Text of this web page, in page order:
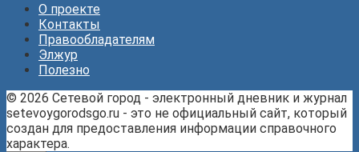
О проекте
Контакты
Правообладателям
Элжур
Полезно
© 2026 Сетевой город - электронный дневник и журнал
setevoygorodsgo.ru - это не официальный сайт, который
создан для предоставления информации справочного
характера.